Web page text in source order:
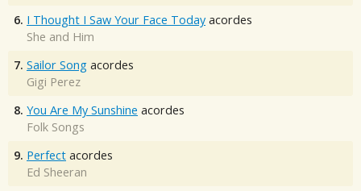
6. I Thought I Saw Your Face Today acordes
She and Him
7. Sailor Song acordes
Gigi Perez
8. You Are My Sunshine acordes
Folk Songs
9. Perfect acordes
Ed Sheeran